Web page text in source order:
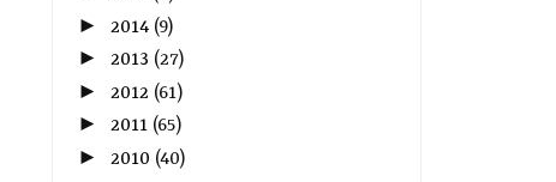
► 2014 (9)
► 2013 (27)
► 2012 (61)
► 2011 (65)
► 2010 (40)